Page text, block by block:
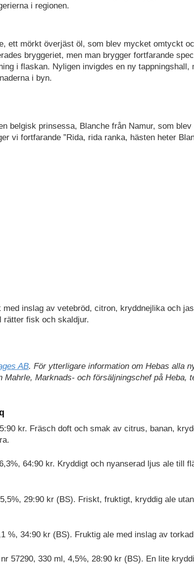
i regionen.
ett mörkt överjäst öl, som blev mycket omtyckt
bryggeriet, men man brygger fortfarande
i flaskan. Nyligen invigdes en ny tappningshall,
i byn.
belgisk prinsessa, Blanche från Namur, som
vi fortfarande ”Rida, rida ranka, hästen heter
inslag av vetebröd, citron, kryddnejlika och
rätter fisk och skaldjur.
AB. För ytterligare information om Hebas alla
Marknads- och försäljningschef på Heba,
kr. Fräsch doft och smak av citrus, banan,
64:90 kr. Kryddigt och nyanserad ljus ale till
29:90 kr (BS). Friskt, fruktigt, kryddig ale
%, 34:90 kr (BS). Fruktig ale med inslag av
57290, 330 ml, 4,5%, 28:90 kr (BS). En lite